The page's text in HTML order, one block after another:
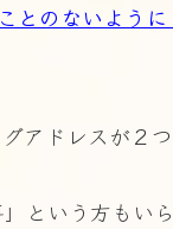
とのないよう
アドレスが２
という方もい